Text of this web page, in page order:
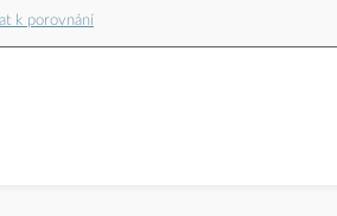
k porovnání